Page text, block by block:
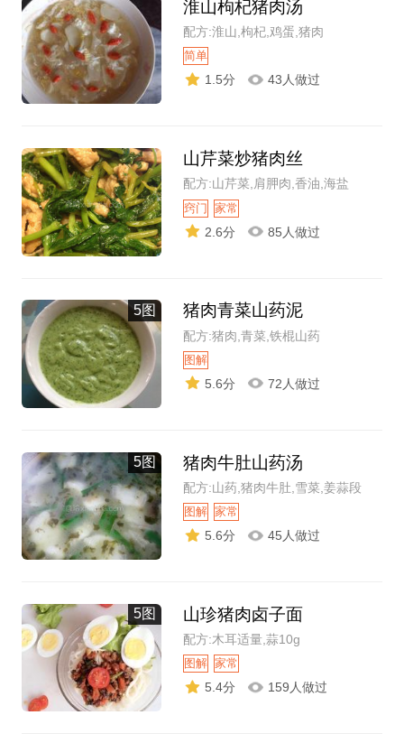
淮山枸杞猪肉汤
配方:淮山,枸杞,鸡蛋,猪肉
简单
1.5分 43人做过
山芹菜炒猪肉丝
配方:山芹菜,肩胛肉,香油,海盐
窍门 家常
2.6分 85人做过
5图 猪肉青菜山药泥
配方:猪肉,青菜,铁棍山药
图解
5.6分 72人做过
5图 猪肉牛肚山药汤
配方:山药,猪肉牛肚,雪菜,姜蒜段
图解 家常
5.6分 45人做过
5图 山珍猪肉卤子面
配方:木耳适量,蒜10g
图解 家常
5.4分 159人做过